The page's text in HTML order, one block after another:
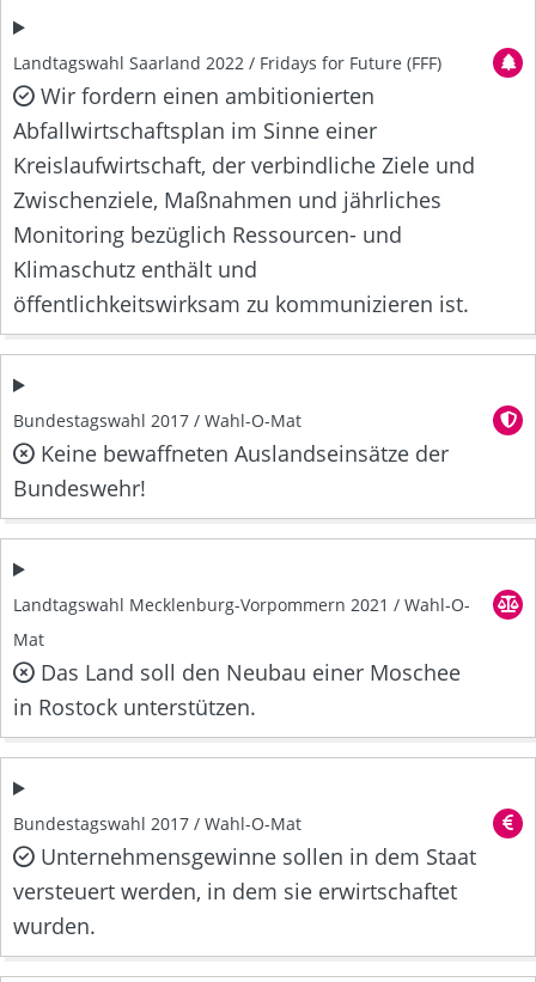
Landtagswahl Saarland 2022 / Fridays for Future (FFF)
Wir fordern einen ambitionierten
Abfallwirtschaftsplan im Sinne einer
Kreislaufwirtschaft, der verbindliche Ziele und
Zwischenziele, Maßnahmen und jährliches
Monitoring bezüglich Ressourcen- und
Klimaschutz enthält und
öffentlichkeitswirksam zu kommunizieren ist.
Bundestagswahl 2017 / Wahl-O-Mat
Keine bewaffneten Auslandseinsätze der
Bundeswehr!
Landtagswahl Mecklenburg-Vorpommern 2021 / Wahl-O-
Mat
Das Land soll den Neubau einer Moschee
in Rostock unterstützen.
Bundestagswahl 2017 / Wahl-O-Mat
Unternehmensgewinne sollen in dem Staat
versteuert werden, in dem sie erwirtschaftet
wurden.